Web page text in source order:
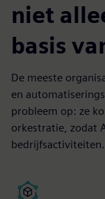
niet
basis
De meeste
en
probleem op: ze
orkestratie, zodat
bedrijfsactiviteiten.